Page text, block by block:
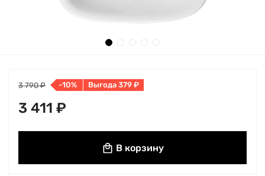
3 790 ₽ -10% Выгода 379 ₽
3 411 ₽
В корзину